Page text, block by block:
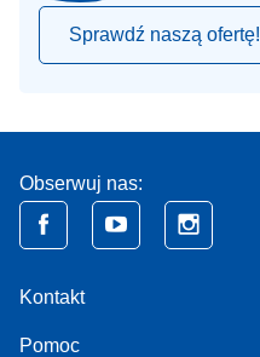
Sprawdź naszą ofertę!
Obserwuj nas:
Kontakt
Pomoc